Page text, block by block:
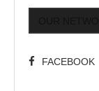
FACEBOOK